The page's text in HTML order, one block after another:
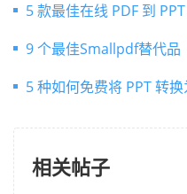
5 款最佳在线 PDF 到
9 个最佳Smallpdf替代品
5 种如何免费将 PPT 转
相关帖子